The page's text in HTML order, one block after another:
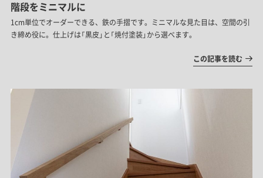
階段をミニマルに
1cm単位でオーダーできる、鉄の手摺です。ミニマルな見た目は、空間の引
き締め役に。仕上げは「黒皮」と「焼付塗装」から選べます。
この記事を読む